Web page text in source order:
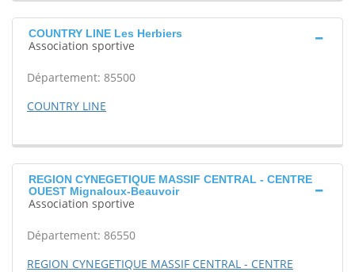
COUNTRY LINE Les Herbiers
Association sportive
Département: 85500
COUNTRY LINE
REGION CYNEGETIQUE MASSIF CENTRAL - CENTRE
OUEST Mignaloux-Beauvoir
Association sportive
Département: 86550
REGION CYNEGETIQUE MASSIF CENTRAL - CENTRE